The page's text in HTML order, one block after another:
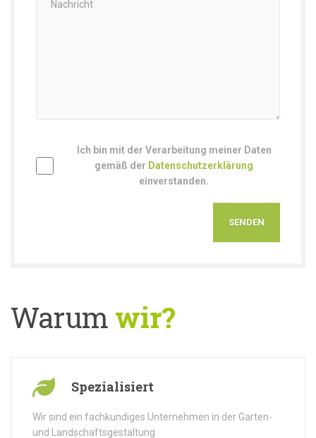
Ich bin mit der Verarbeitung meiner Daten
gemäß der Datenschutzerklärung
einverstanden.
Warum wir?
Spezialisiert
Wir sind ein fachkundiges Unternehmen in der Garten-
und Landschaftsgestaltung